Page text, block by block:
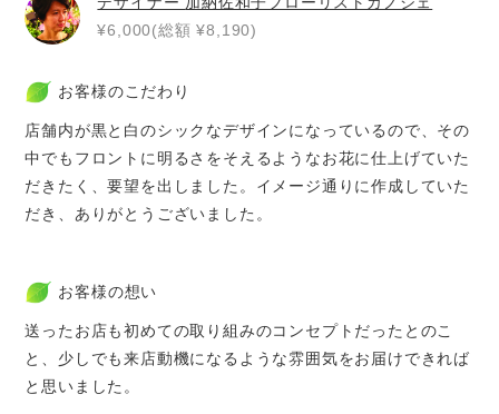
¥6,000(総額 ¥8,190)
お客様のこだわり
店舗内が黒と白のシックなデザインになっているので、その
中でもフロントに明るさをそえるようなお花に仕上げていた
だきたく、要望を出しました。イメージ通りに作成していた
だき、ありがとうございました。
お客様の想い
送ったお店も初めての取り組みのコンセプトだったとのこ
と、少しでも来店動機になるような雰囲気をお届けできれば
と思いました。